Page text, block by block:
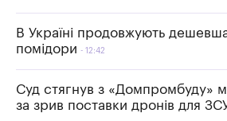
В Україні продовжують
помідори
12:42
Суд стягнув з «Домпромбуду»
за зрив поставки дронів для